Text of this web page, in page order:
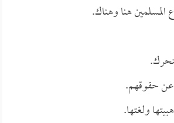
هنا وهناك.
عن حقوقهم.
ولغتها.